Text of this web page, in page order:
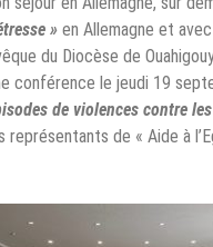
» en Allemagne et
du Diocèse de
conférence le jeudi 19
de violences contre
représentants de « Aide à